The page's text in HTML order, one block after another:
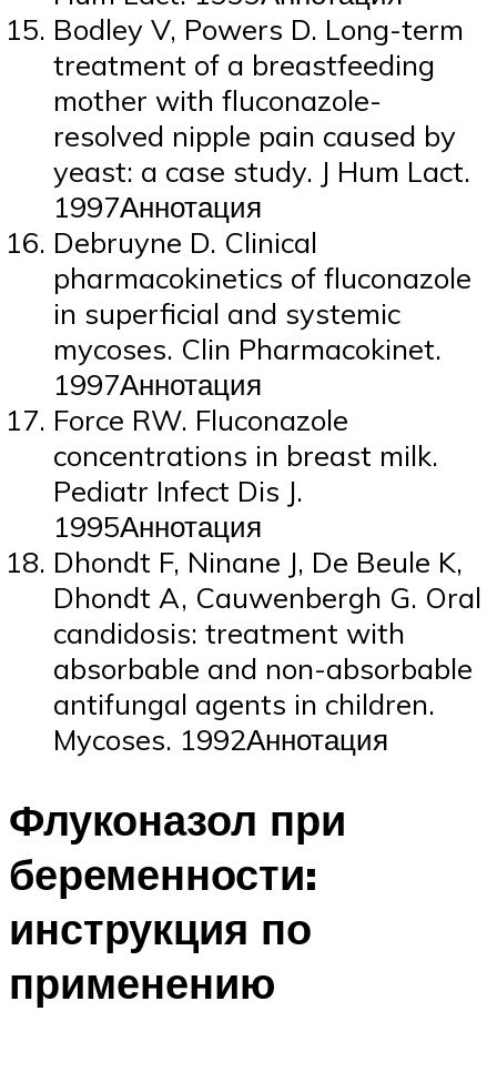
Bodley V, Powers D. Long-term
treatment of a breastfeeding
mother with fluconazole-
resolved nipple pain caused by
yeast: a case study. J Hum Lact.
1997Аннотация
Debruyne D. Clinical
pharmacokinetics of fluconazole
in superficial and systemic
mycoses. Clin Pharmacokinet.
1997Аннотация
Force RW. Fluconazole
concentrations in breast milk.
Pediatr Infect Dis J.
1995Аннотация
Dhondt F, Ninane J, De Beule K,
Dhondt A, Cauwenbergh G. Oral
candidosis: treatment with
absorbable and non-absorbable
antifungal agents in children.
Mycoses. 1992Аннотация
Флуконазол при
беременности:
инструкция по
применению